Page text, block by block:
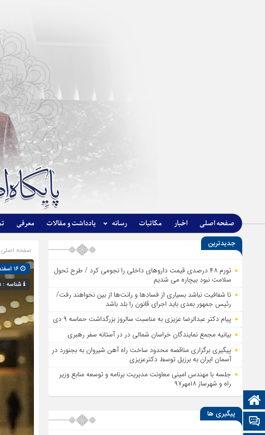
صفحه اصلی اخبار مکاتبات رسانه یادداشت و مقالات معرفی
صفحه نخست
تالار گفتمان
صفحه اصلی
شناسه : ۲۶۷۵
جدیدترین
تورم ۴۸ درصدی قیمت داروهای داخلی را نجومی کرد / طرح تحول
سلامت نبود بیچاره می شدیم
تا شفافیت نباشد بسیاری از فساد‌ها و رانت‌ها از بین نخواهند رفت/
رئیس جمهور بعدی باید اجرای قانون را بلد باشد
پیام دکتر عبدالرضا عزیزی به مناسبت سالروز بزرگداشت حماسه ۹ دی
بیانیه مجمع نمایندگان خراسان شمالی در در آستانه سفر رهبری
پیگیری برگزاری مناقصه محدود ساخت راه آهن شیروان به بجنورد در
آسمان ایران به برزیل توسط دکترعزیزی
جلسه با مهندس امینی معاونت مدیریت برنامه و توسعه منابع وزیر
راه و شهرساز ۱۸مهر۹۷
پیگیری ها